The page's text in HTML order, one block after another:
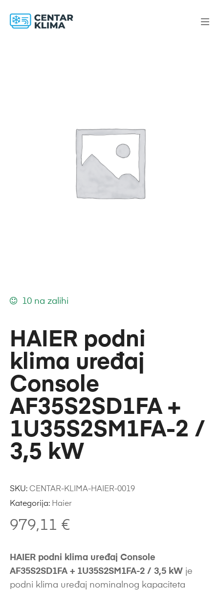
HAIER podni
klima uređaj
Console
AF35S2SD1FA +
1U35S2SM1FA-2 /
3,5 kW
979,11 €
HAIER podni klima uređaj Console
AF35S2SD1FA + 1U35S2SM1FA-2 / 3,5 kW je
podni klima uređaj nominalnog kapaciteta
10 na zalihi
SKU: CENTAR-KLIMA-HAIER-0019
Kategorija: Haier